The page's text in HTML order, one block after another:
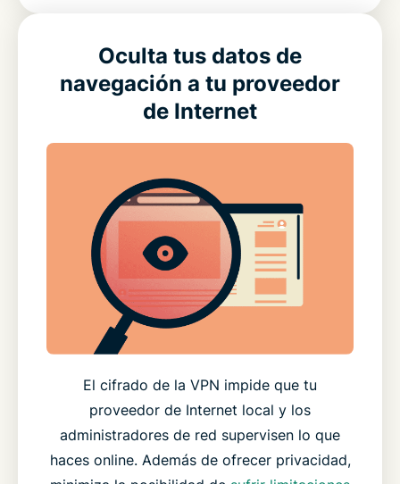
Oculta tus datos de
navegación a tu proveedor
de Internet
El cifrado de la VPN impide que tu
proveedor de Internet local y los
administradores de red supervisen lo que
haces online. Además de ofrecer privacidad,